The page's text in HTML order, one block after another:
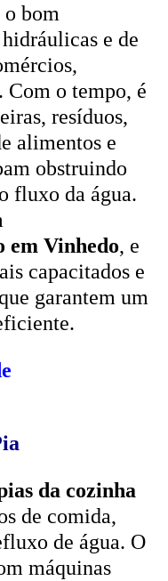
bom
e de
Com o tempo, é
resíduos,
alimentos e
obstruindo
fluxo da água.
em Vinhedo, e
capacitados e
garantem um
da cozinha
de comida,
de água. O
máquinas